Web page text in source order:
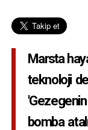
Marsta
teknoloji
bomba